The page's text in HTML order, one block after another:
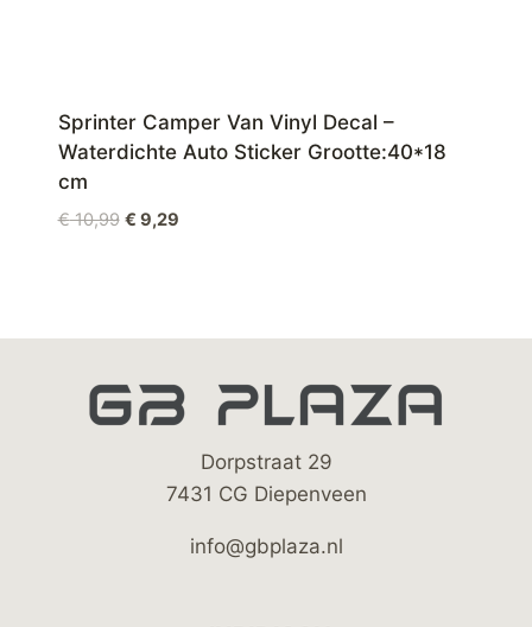
Sprinter Camper Van Vinyl Decal –
Waterdichte Auto Sticker Grootte:40*18
cm
€10,99 Oorspronkelijke
€ 9,29Huidige
Dorpstraat 29
7431 CG Diepenveen
info@gbplaza.nl